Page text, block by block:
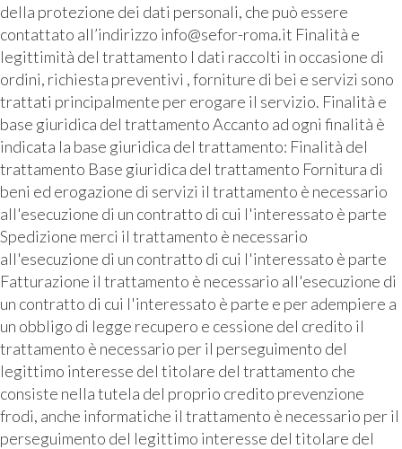
della protezione dei dati personali, che può essere
contattato all’indirizzo info@sefor-roma.it Finalità e
legittimità del trattamento I dati raccolti in occasione di
ordini, richiesta preventivi , forniture di bei e servizi sono
trattati principalmente per erogare il servizio. Finalità e
base giuridica del trattamento Accanto ad ogni finalità è
indicata la base giuridica del trattamento: Finalità del
trattamento Base giuridica del trattamento Fornitura di
beni ed erogazione di servizi il trattamento è necessario
all'esecuzione di un contratto di cui l'interessato è parte
Spedizione merci il trattamento è necessario
all'esecuzione di un contratto di cui l'interessato è parte
Fatturazione il trattamento è necessario all'esecuzione di
un contratto di cui l'interessato è parte e per adempiere a
un obbligo di legge recupero e cessione del credito il
trattamento è necessario per il perseguimento del
legittimo interesse del titolare del trattamento che
consiste nella tutela del proprio credito prevenzione
frodi, anche informatiche il trattamento è necessario per il
perseguimento del legittimo interesse del titolare del